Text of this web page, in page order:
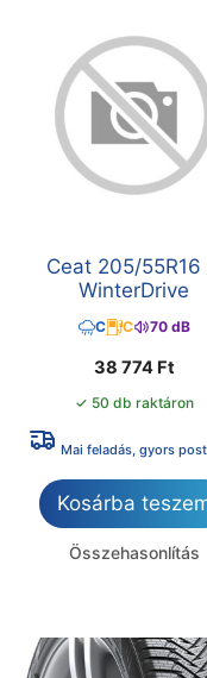
Ceat 205/55R16
WinterDrive
C C 70 dB
38 774 Ft
✓ 50 db raktáron
Mai feladás, gyors
Kosárba
Összehasonlítás